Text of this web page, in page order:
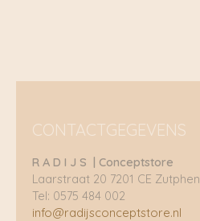
CONTACTGEGEVENS
R A D I J S | Conceptstore
Laarstraat 20 7201 CE Zutphen
Tel: 0575 484 002
info@radijsconceptstore.nl